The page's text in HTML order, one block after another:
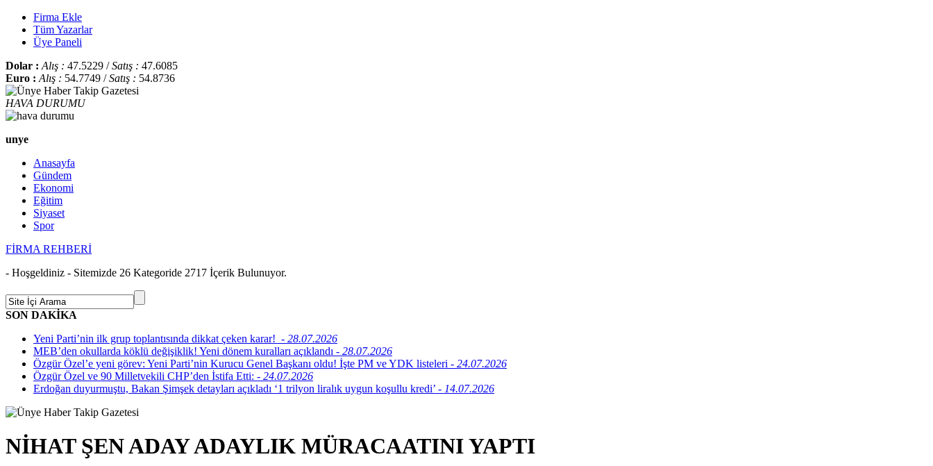
Firma Ekle
Tüm Yazarlar
Üye Paneli
Dolar : Alış : 47.5229 /Satış : 47.6085
Euro : Alış : 54.7749 /Satış : 54.8736
HAVA DURUMU
unye
Anasayfa
Gündem
Ekonomi
Eğitim
Siyaset
Spor
FİRMA REHBERİ
- Hoşgeldiniz - Sitemizde 26 Kategoride 2717 İçerik Bulunuyor.
SON DAKİKA
Yeni Parti’nin ilk grup toplantısında dikkat çeken karar! - 28.07.2026
MEB’den okullarda köklü değişiklik! Yeni dönem kuralları açıklandı - 28.07.2026
Özgür Özel’e yeni görev: Yeni Parti’nin Kurucu Genel Başkanı oldu! İşte PM ve YDK listeleri - 24.07.2026
Özgür Özel ve 90 Milletvekili CHP’den İstifa Etti: - 24.07.2026
Erdoğan duyurmuştu, Bakan Şimşek detayları açıkladı ‘1 trilyon liralık uygun koşullu kredi’ - 14.07.2026
NİHAT ŞEN ADAY ADAYLIK MÜRACAATINI YAPTI